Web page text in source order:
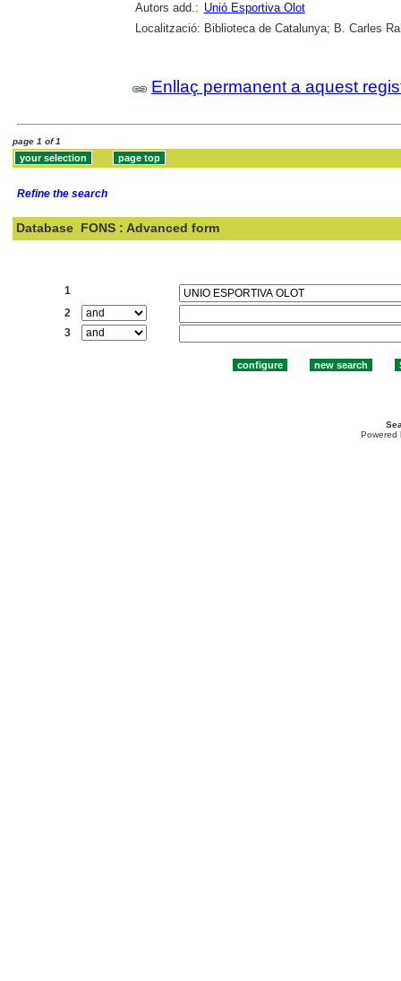
Autors add.: Unió Esportiva Olot
Localització: Biblioteca de Catalunya; B. Carles
Enllaç permanent a aquest
page 1 of 1
Refine the search
Database FONS : Advanced form
1
2
3
Powered